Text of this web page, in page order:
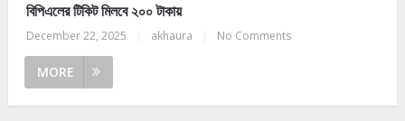
বিপিএলের টিকিট মিলবে ২০০ টাকায়
December 22, 2025 akhaura No Comments
MORE